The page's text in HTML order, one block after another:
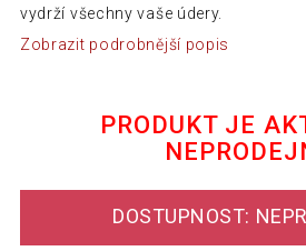
vydrží všechny vaše údery.
Zobrazit podrobnější popis
PRODUKT JE
DOSTUPNOST: